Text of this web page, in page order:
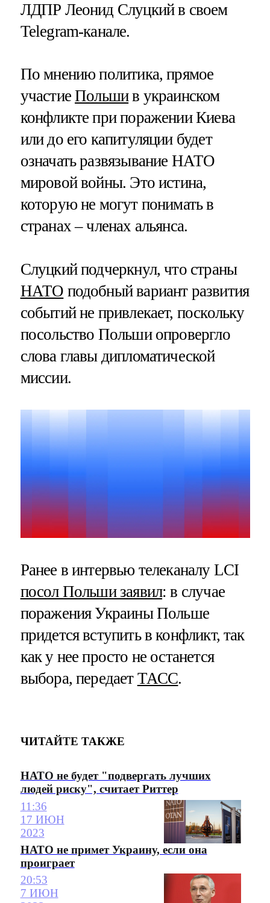
ЛДПР Леонид Слуцкий в своем
Telegram-канале.
По мнению политика, прямое
участиеПольшив украинском
конфликте при поражении Киева
или до его капитуляции будет
означать развязывание НАТО
мировой войны. Это истина,
которую не могут понимать в
странах – членах альянса.
Слуцкий подчеркнул, что страны
НАТО подобный вариант развития
событий не привлекает, поскольку
посольство Польши опровергло
слова главы дипломатической
миссии.
Ранее в интервью телеканалу LCI
посол Польши заявил: в случае
поражения Украины Польше
придется вступить в конфликт, так
как у нее просто не останется
выбора, передает ТАСС.
ЧИТАЙТЕ ТАКЖЕ
НАТО не будет "подвергать лучших
людей риску", считает Риттер
11:36
17 ИЮН
2023
НАТО не примет Украину, если она
проиграет
20:53
7 ИЮН